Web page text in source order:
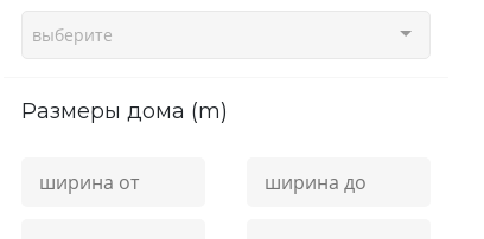
выберите
Размеры дома (m)